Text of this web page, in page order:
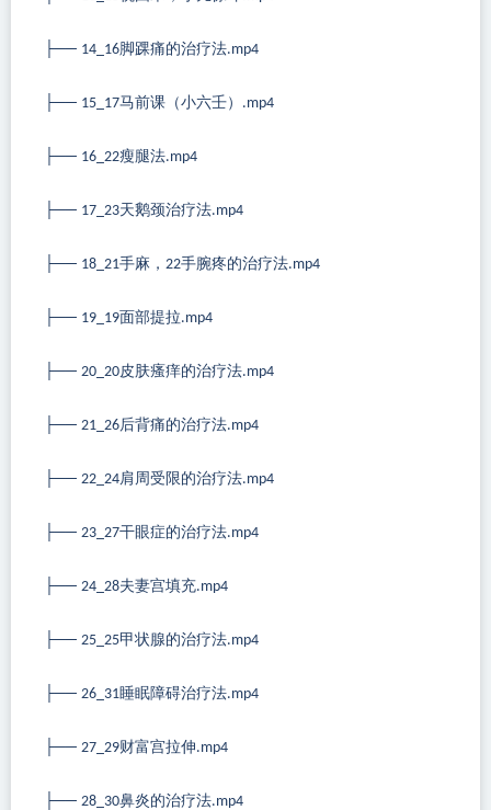
├── 14_16脚踝痛的治疗法.mp4
├── 15_17马前课（小六壬） .mp4
├── 16_22瘦腿法.mp4
├── 17_23天鹅颈治疗法.mp4
├── 18_21手麻， 22手腕疼的治疗法.mp4
├── 19_19面部提拉.mp4
├── 20_20皮肤瘙痒的治疗法.mp4
├── 21_26后背痛的治疗法.mp4
├── 22_24肩周受限的治疗法.mp4
├── 23_27干眼症的治疗法.mp4
├── 24_28夫妻宫填充.mp4
├── 25_25甲状腺的治疗法.mp4
├── 26_31睡眠障碍治疗法.mp4
├── 27_29财富宫拉伸.mp4
├── 28_30鼻炎的治疗法.mp4